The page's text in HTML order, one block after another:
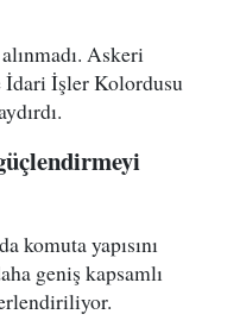
Askeri
İşler Kolordusu
komuta yapısını
geniş kapsamlı